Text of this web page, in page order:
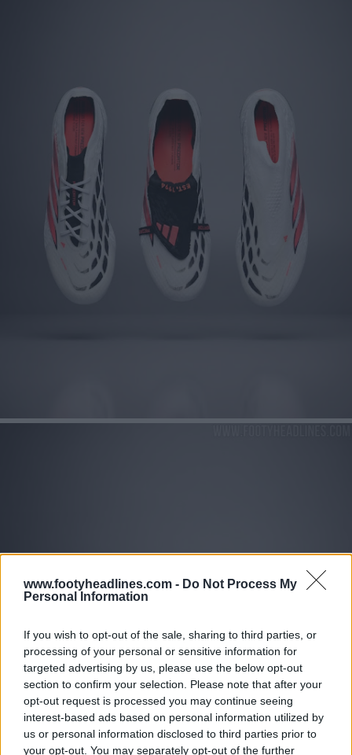
www.footyheadlines.com - Do Not Process My
Personal Information
If you wish to opt-out of the sale, sharing to third parties, or
processing of your personal or sensitive information for
targeted advertising by us, please use the below opt-out
section to confirm your selection. Please note that after your
opt-out request is processed you may continue seeing
interest-based ads based on personal information utilized by
us or personal information disclosed to third parties prior to
your opt-out. You may separately opt-out of the further